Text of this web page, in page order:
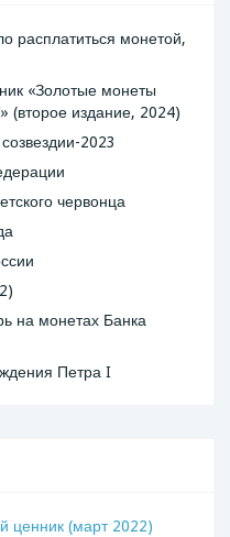
расплатиться монетой,
«Золотые монеты
(второе издание, 2024)
2023
червонца
на монетах Банка
Петра I
ценник (март 2022)